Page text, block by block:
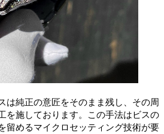
は純正の意匠をそのまま残し、その周
を施しております。この手法はビスの
留めるマイクロセッティング技術が要